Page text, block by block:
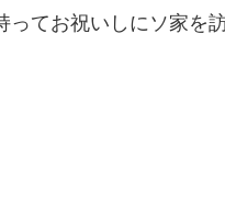
ってお祝いしにソ家を